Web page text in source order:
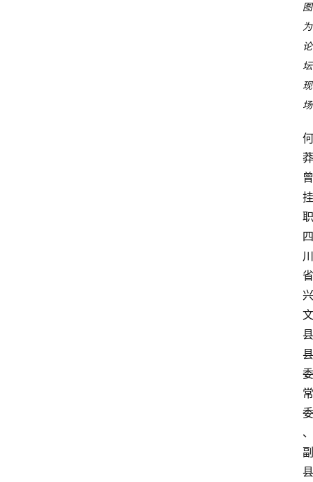
图
为
论
坛
现
场
何
莽
曾
挂
职
四
川
省
兴
文
县
县
委
常
委
、
副
县